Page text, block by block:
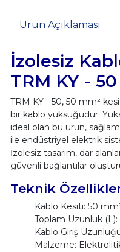
Ürün Açıklaması
İzolesiz
TRM KY -
TRM KY - 50, 50 mm²
bir kablo yüksüğüdür.
ideal olan bu ürün, sağlam
ile endüstriyel elektrik
İzolesiz tasarım, dar
güvenli bağlantılar
Teknik
Kablo Kesiti: 50
Toplam Uzunluk
Kablo Giriş
Malzeme: